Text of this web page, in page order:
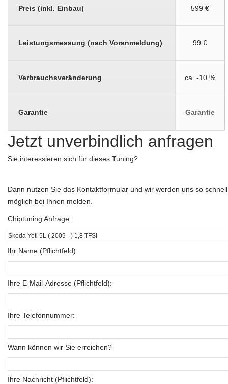
Preis (inkl. Einbau) 599 €
Leistungsmessung (nach Voranmeldung) 99 €
Verbrauchsveränderung ca. -10 %
Garantie Garantie
Jetzt unverbindlich anfragen
Sie interessieren sich für dieses Tuning?
Dann nutzen Sie das Kontaktformular und wir werden uns so
möglich bei Ihnen melden.
Chiptuning Anfrage:
Ihr Name (Pflichtfeld):
Ihre E-Mail-Adresse (Pflichtfeld):
Ihre Telefonnummer:
Wann können wir Sie erreichen?
Ihre Nachricht (Pflichtfeld):